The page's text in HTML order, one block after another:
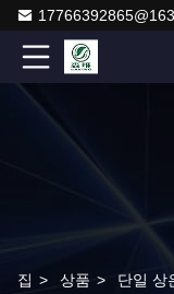
집 > 상품 > 단일 상